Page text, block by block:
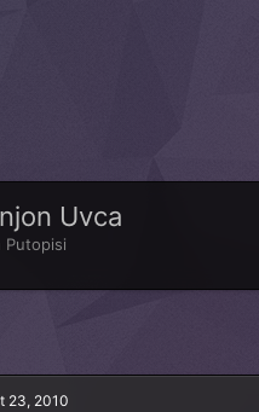
Uvca
Putopisi
23, 2010